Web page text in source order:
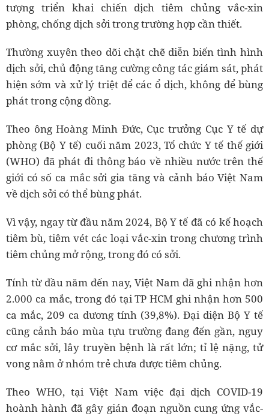
tượng triển khai chiến dịch tiêm chủng vắc-xin
phòng, chống dịch sởi trong trường hợp cần thiết.
Thường xuyên theo dõi chặt chẽ diễn biến tình hình
dịch sởi, chủ động tăng cường công tác giám sát, phát
hiện sớm và xử lý triệt để các ổ dịch, không để bùng
phát trong cộng đồng.
Theo ông Hoàng Minh Đức, Cục trưởng Cục Y tế dự
phòng (Bộ Y tế) cuối năm 2023, Tổ chức Y tế thế giới
(WHO) đã phát đi thông báo về nhiều nước trên thế
giới có số ca mắc sởi gia tăng và cảnh báo Việt Nam
về dịch sởi có thể bùng phát.
Vì vậy, ngay từ đầu năm 2024, Bộ Y tế đã có kế hoạch
tiêm bù, tiêm vét các loại vắc-xin trong chương trình
tiêm chủng mở rộng, trong đó có sởi.
Tính từ đầu năm đến nay, Việt Nam đã ghi nhận hơn
2.000 ca mắc, trong đó tại TP HCM ghi nhận hơn 500
ca mắc, 209 ca dương tính (39,8%). Đại diện Bộ Y tế
cũng cảnh báo mùa tựu trường đang đến gần, nguy
cơ mắc sởi, lây truyền bệnh là rất lớn; tỉ lệ nặng, tử
vong nằm ở nhóm trẻ chưa được tiêm chủng.
Theo WHO, tại Việt Nam việc đại dịch COVID-19
hoành hành đã gây gián đoạn nguồn cung ứng vắc-